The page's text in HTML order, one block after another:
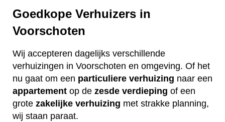
Goedkope Verhuizers in
Voorschoten
Wij accepteren dagelijks verschillende
verhuizingen in Voorschoten en omgeving. Of het
nu gaat om een particuliere verhuizing naar een
appartement op de zesde verdieping of een
grote zakelijke verhuizing met strakke planning,
wij staan paraat.